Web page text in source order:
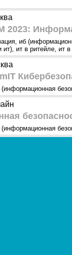
2023:
, иб
ит), ит в ритейле, ит в
(информационная
(информационная